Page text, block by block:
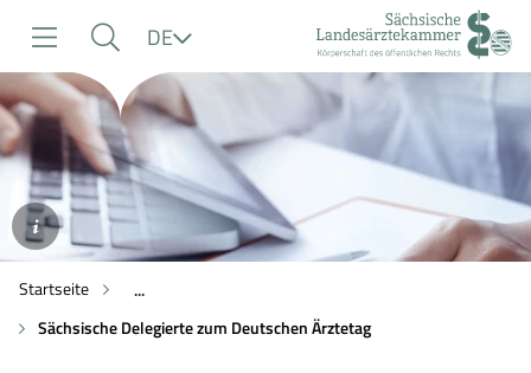
Navigation
Suche
Inhalt
DE
©AdobeStock/Anna
Fedorova
Startseite
...
Sächsische Delegierte zum Deutschen Ärztetag